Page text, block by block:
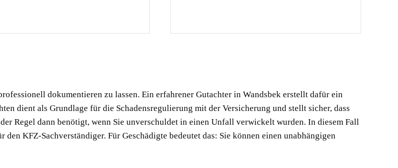
dokumentieren zu lassen. Ein erfahrener Gutachter in Wandsbek erstellt dafür ein
dient als Grundlage für die Schadensregulierung mit der Versicherung und stellt sicher, dass
Regel dann benötigt, wenn Sie unverschuldet in einen Unfall verwickelt wurden. In diesem Fall
KFZ-Sachverständiger. Für Geschädigte bedeutet das: Sie können einen unabhängigen